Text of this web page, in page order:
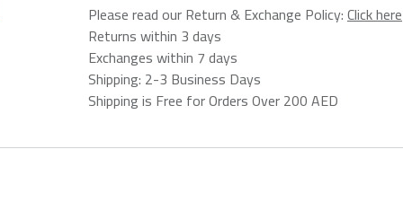
Please read our Return & Exchange Policy:Click here
Returns within 3 days
Exchanges within 7 days
Shipping: 2-3 Business Days
Shipping is Free for Orders Over 200 AED